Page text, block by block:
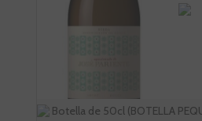
Botella de 50cl (BOTELLA